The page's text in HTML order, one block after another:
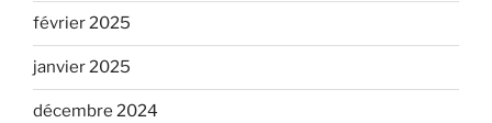
février 2025
janvier 2025
décembre 2024